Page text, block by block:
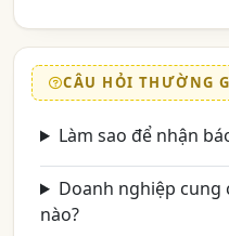
CÂU HỎI THƯỜNG
Làm sao để nhận
Doanh nghiệp cung
nào?